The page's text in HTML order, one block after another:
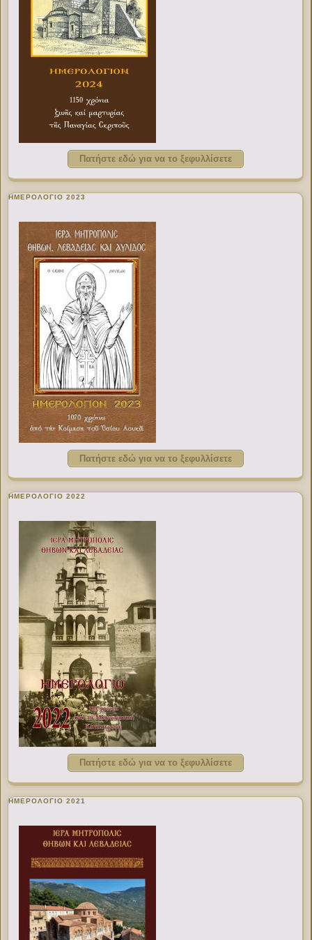
Πατήστε εδώ για να το ξεφυλλίσετε
ΗΜΕΡΟΛΟΓΙΟ 2023
Πατήστε εδώ για να το ξεφυλλίσετε
ΗΜΕΡΟΛΟΓΙΟ 2022
Πατήστε εδώ για να το ξεφυλλίσετε
ΗΜΕΡΟΛΟΓΙΟ 2021